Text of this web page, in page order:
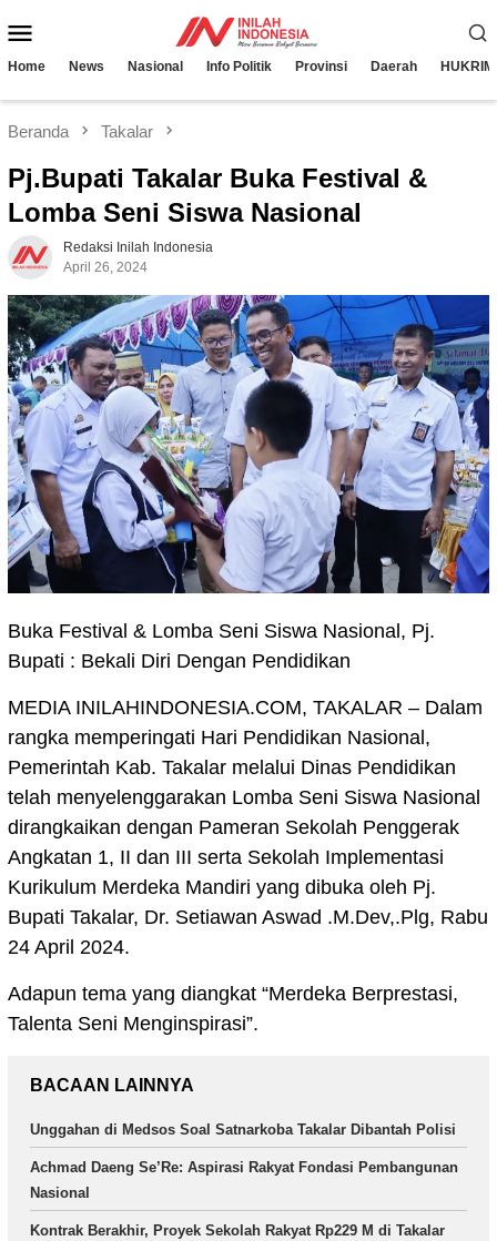
ke
Mobile
Home News Nasional Info Politik Provinsi Daerah HUKRIM
Beranda Takalar
Pj.Bupati Takalar Buka Festival &
Lomba Seni Siswa Nasional
Redaksi Inilah Indonesia
April 26, 2024
Buka Festival & Lomba Seni Siswa Nasional, Pj.
Bupati : Bekali Diri Dengan Pendidikan
MEDIA INILAHINDONESIA.COM, TAKALAR – Dalam
rangka memperingati Hari Pendidikan Nasional,
Pemerintah Kab. Takalar melalui Dinas Pendidikan
telah menyelenggarakan Lomba Seni Siswa Nasional
dirangkaikan dengan Pameran Sekolah Penggerak
Angkatan 1, II dan III serta Sekolah Implementasi
Kurikulum Merdeka Mandiri yang dibuka oleh Pj.
Bupati Takalar, Dr. Setiawan Aswad .M.Dev,.Plg, Rabu
24 April 2024.
Adapun tema yang diangkat “Merdeka Berprestasi,
Talenta Seni Menginspirasi”.
BACAAN LAINNYA
Unggahan di Medsos Soal Satnarkoba Takalar Dibantah Polisi
Achmad Daeng Se’Re: Aspirasi Rakyat Fondasi Pembangunan
Nasional
Kontrak Berakhir, Proyek Sekolah Rakyat Rp229 M di Takalar